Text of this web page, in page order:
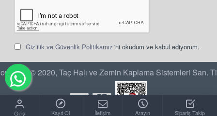
Gizlilik ve Güvenlik Politikamız 'ni okudum ve kabul ediyorum.
© 2020, Taç Halı ve Zemin Kaplama Sistemleri San.
Giriş Kayıt Ol İletişim Arayın Sipariş Takip